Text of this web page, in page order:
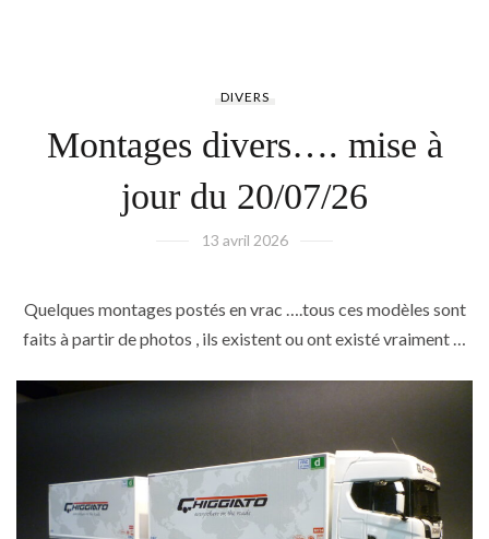
DIVERS
Montages divers…. mise à
jour du 20/07/26
13 avril 2026
Quelques montages postés en vrac ….tous ces modèles sont
faits à partir de photos , ils existent ou ont existé vraiment …